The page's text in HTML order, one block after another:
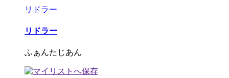
リドラー
リドラー
ふぁんたじあん